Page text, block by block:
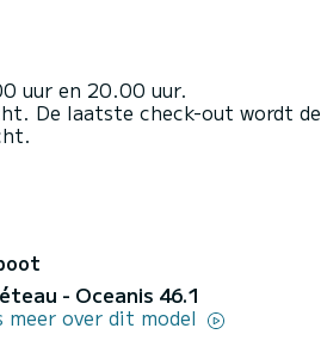
uur en 20.00 uur.
De laatste check-out wordt de
- Oceanis 46.1
meer over dit model